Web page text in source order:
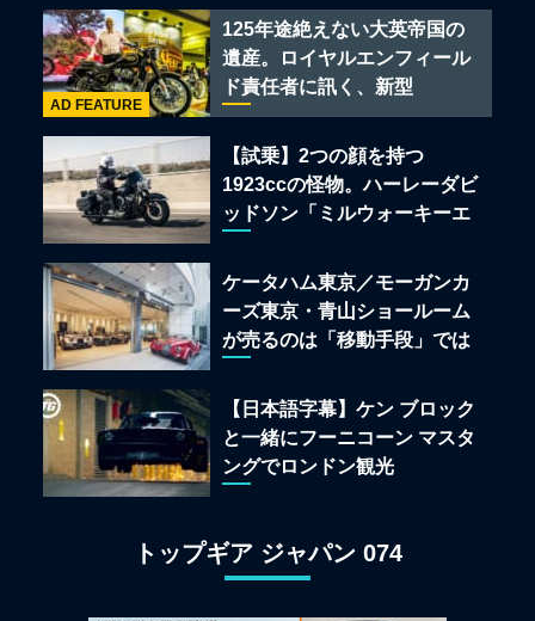
ある
125年途絶えない大英帝国の
遺産。ロイヤルエンフィール
ド責任者に訊く、新型
「BULLET 650」と“時間の
質”を愛する理由
AD FEATURE
【試乗】2つの顔を持つ
1923ccの怪物。ハーレーダビ
ッドソン「ミルウォーキーエ
ケータハム東京／モーガンカ
ーズ東京・青山ショールーム
が売るのは「移動手段」では
【日本語字幕】ケン ブロック
と一緒にフーニコーン マスタ
ングでロンドン観光
トップギア ジャパン 074